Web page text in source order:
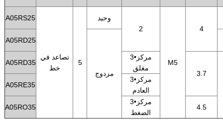
A05RS25
تصاعد في
خط
5
وحيد
2
M5
4
A05RD25
مزدوج
A05RD35
3•مركز
مغلق
3.7
A05RE35
3•مركز
العادم
A05RO35
3•مركز
الضغط
4.5